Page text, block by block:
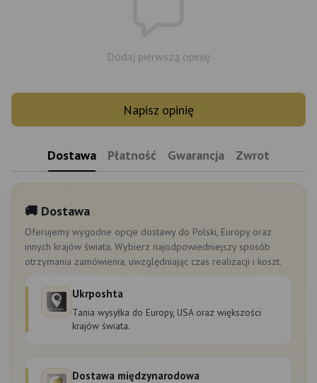
Dodaj pierwszą opinię
Napisz opinię
Dostawa Płatność Gwarancja Zwrot
🚚 Dostawa
Oferujemy wygodne opcje dostawy do Polski, Europy oraz
innych krajów świata. Wybierz najodpowiedniejszy sposób
otrzymania zamówienia, uwzględniając czas realizacji i koszt.
Ukrposhta
Tania wysyłka do Europy, USA oraz większości
krajów świata.
Dostawa międzynarodowa